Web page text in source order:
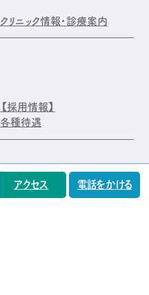
クリニック情報・診療案内
【採用情報】
各種待遇
アクセス 電話をかける